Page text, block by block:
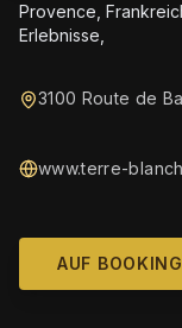
Provence,
Erlebnisse,
3100 Route de
www.terre-
AUF